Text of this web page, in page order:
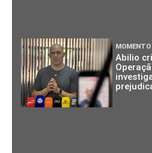
Abilio